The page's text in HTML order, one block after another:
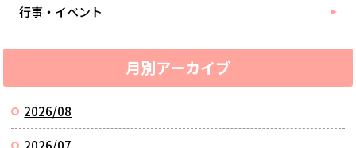
行事・イベント
月別アーカイブ
2026/08